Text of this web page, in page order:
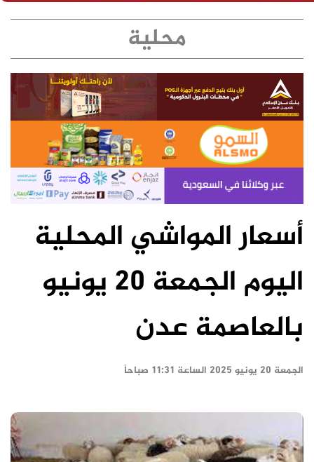
محلية
أسعار المواشي المحلية
اليوم الجمعة 20 يونيو
بالعاصمة عدن
الجمعة ٢٠ يونيو ٢٠٢٥ الساعة ١١:٣١ صباحاً